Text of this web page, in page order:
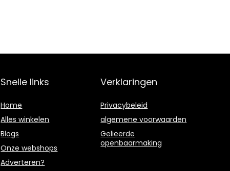
Snelle links
Home
Alles winkelen
Blogs
Onze webshops
Adverteren?
Verklaringen
Privacybeleid
algemene voorwaarden
Gelieerde
openbaarmaking